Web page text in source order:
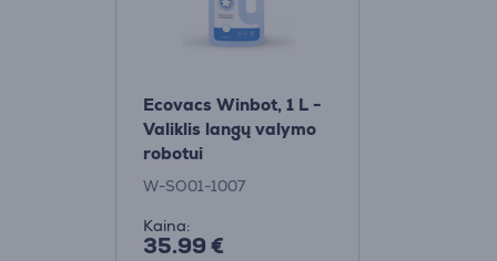
Ecovacs Winbot, 1 L -
Valiklis langų valymo
robotui
W-SO01-1007
Kaina:
35.99 €